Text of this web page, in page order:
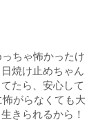
ちゃ怖かったけ
焼け止めちゃん
たら、安心して
がらなくても大
きられるから！